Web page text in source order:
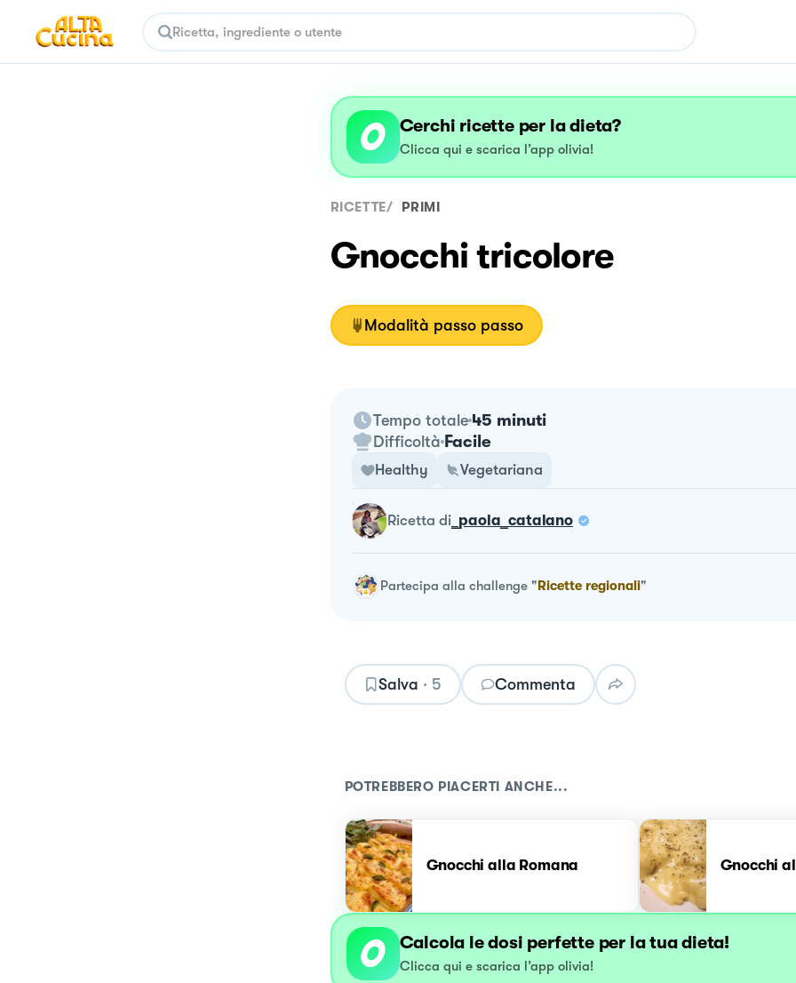
Cerchi ricette per la dieta?
Clicca qui e scarica l’app olivia!
RICETTE/ PRIMI
Gnocchi tricolore
Modalità passo passo
Tempo totale 45 minuti
Difficoltà Facile
Healthy Vegetariana
ricetta di_paola_catalano
Partecipa alla challenge"Ricette regionali"
Salva · 5 Commenta
POTREBBERO PIACERTI ANCHE...
Gnocchi alla Romana Gnocchi
Calcola le dosi perfette per la tua dieta!
Clicca qui e scarica l’app olivia!